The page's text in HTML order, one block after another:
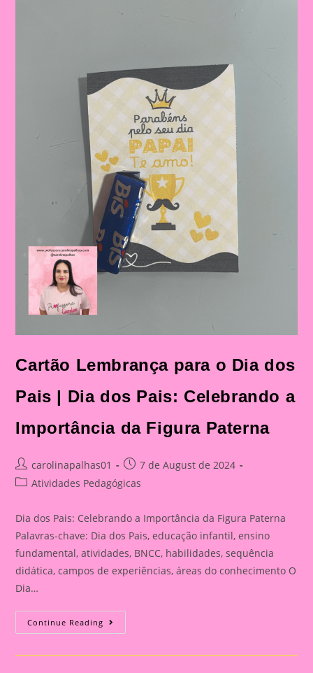
Dos
Figura
Paterna
Cartão Lembrança para o Dia dos
Pais | Dia dos Pais: Celebrando a
Importância da Figura Paterna
Post
author:
carolinapalhas01
Post
published:
7 de August de 2024
PostAtividades Pedagógicas
Dia dos Pais: Celebrando a Importância da Figura Paterna
Palavras-chave: Dia dos Pais, educação infantil, ensino
fundamental, atividades, BNCC, habilidades, sequência
didática, campos de experiências, áreas do conhecimento O
Dia…
Continue Reading Cartão
Lembrança
O